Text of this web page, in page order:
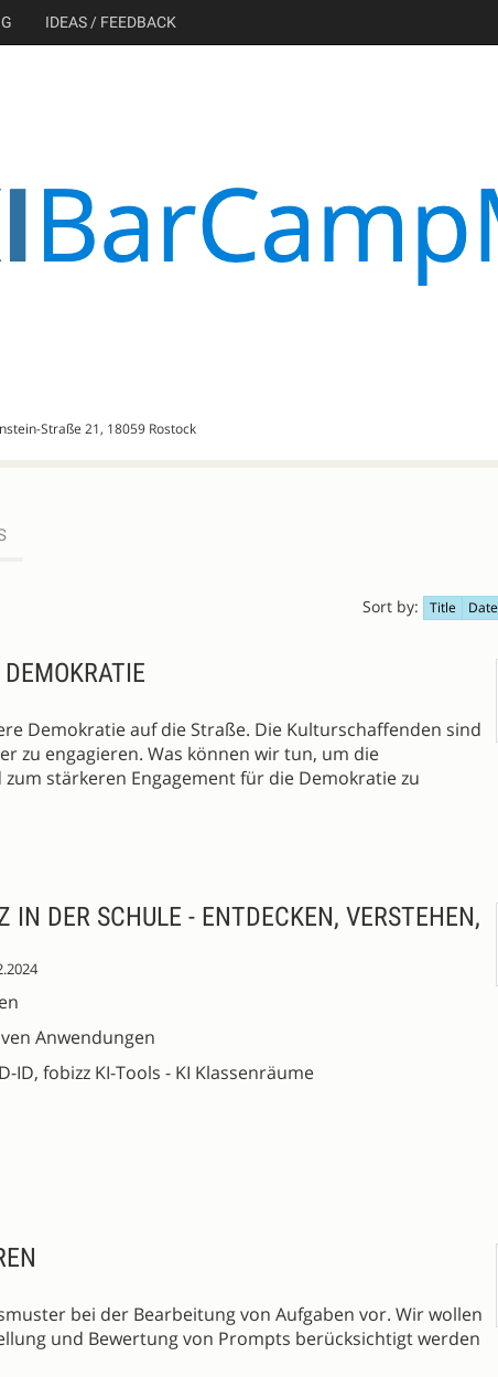
IDEAS / FEEDBACK
Straße 21, 18059 Rostock
Sort by: Title Date
Demokratie auf die Straße. Die Kulturschaffenden sind
zu engagieren. Was können wir tun, um die
stärkeren Engagement für die Demokratie zu
IN DER SCHULE - ENTDECKEN, VERSTEHEN,
Anwendungen
ID, fobizz KI-Tools - KI Klassenräume
bei der Bearbeitung von Aufgaben vor. Wir wollen
und Bewertung von Prompts berücksichtigt werden